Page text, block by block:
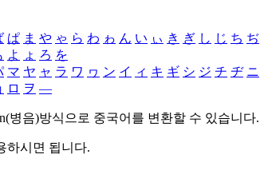
ぱ ま や ゃ ら わ ゎ ん い ぃ き ぎ し じ ち ぢ
よ ょ ろ を
マ ヤ ャ ラ ワ ヮ ン イ ィ キ ギ シ ジ チ ヂ ニ
ロ ヲ ―
병음)방식으로 중국어를 변환할 수 있습니다.
하시면 됩니다.